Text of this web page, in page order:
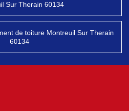
Sur Therain 60134
de toiture Montreuil Sur Therain
60134